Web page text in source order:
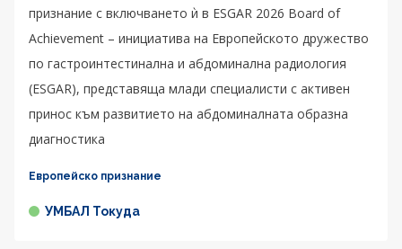
признание с включването ѝ в ESGAR 2026 Board of
Achievement – инициатива на Европейското дружество
по гастроинтестинална и абдоминална радиология
(ESGAR), представяща млади специалисти с активен
принос към развитието на абдоминалната образна
диагностика
Европейско признание
УМБАЛ Токуда